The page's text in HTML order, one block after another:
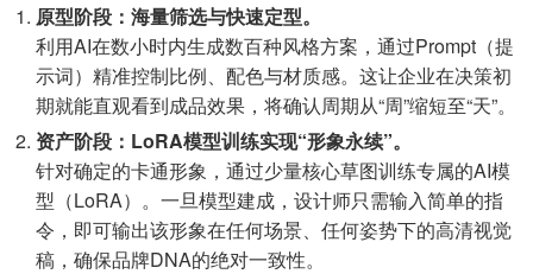
原型阶段：海量筛选与快速定型。
利用AI在数小时内生成数百种风格方案，通过Prompt（提
示词）精准控制比例、配色与材质感。这让企业在决策初
期就能直观看到成品效果，将确认周期从“周”缩短至“天”。
资产阶段：LoRA模型训练实现“形象永续”。
针对确定的卡通形象，通过少量核心草图训练专属的AI模
型（LoRA）。一旦模型建成，设计师只需输入简单的指
令，即可输出该形象在任何场景、任何姿势下的高清视觉
稿，确保品牌DNA的绝对一致性。